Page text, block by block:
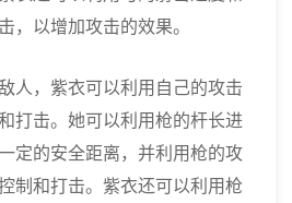
，以增加攻击的效果。
人，紫衣可以利用自己的攻击
打击。她可以利用枪的杆长进
定的安全距离，并利用枪的攻
制和打击。紫衣还可以利用枪